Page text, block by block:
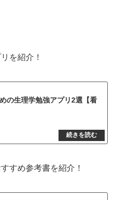
を紹介！
の生理学勉強アプリ2選【看
すめ参考書を紹介！